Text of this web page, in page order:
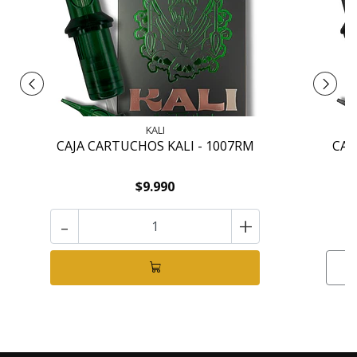
KALI
CAJA CARTUCHOS KALI - 1007RM
$9.990
- +